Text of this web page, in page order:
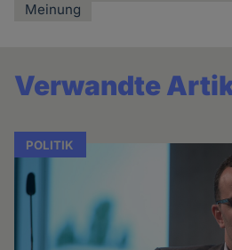
Meinung
Verwandte
POLITIK